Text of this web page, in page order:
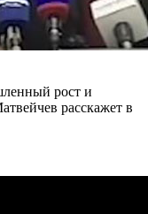
рост и
расскажет в